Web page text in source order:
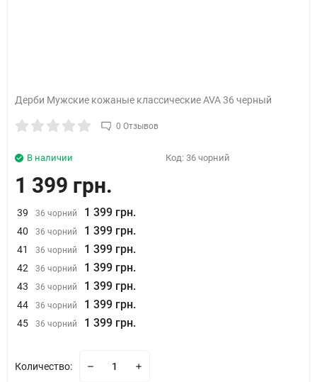
Дерби Мужские кожаные классические AVA 36 черный
0 Отзывов
В наличии Код: 36 чорний
1 399 грн.
39 36 чорний 1 399 грн.
40 36 чорний 1 399 грн.
41 36 чорний 1 399 грн.
42 36 чорний 1 399 грн.
43 36 чорний 1 399 грн.
44 36 чорний 1 399 грн.
45 36 чорний 1 399 грн.
Количество: